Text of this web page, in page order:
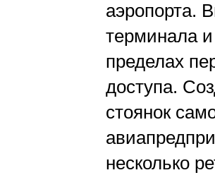
аэропорта.
терминала
пределах
доступа.
стоянок
несколько